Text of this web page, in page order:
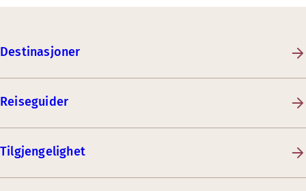
Destinasjoner
Reiseguider
Tilgjengelighet